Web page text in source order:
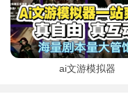
打开文件找到下载的
ai文游模拟器